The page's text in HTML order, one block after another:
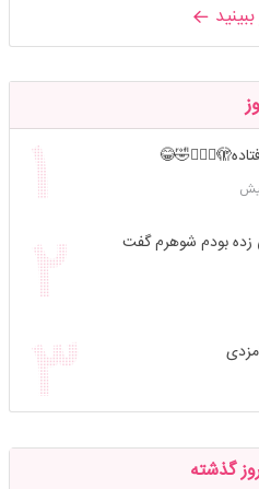
زده بودم شوهرم گفت